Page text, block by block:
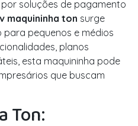
soluções de pagamento
maquininha ton surge
pequenos e médios
planos
esta maquininha pode
que buscam
Ton: